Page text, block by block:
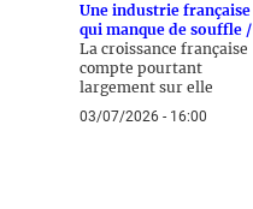
Une industrie française
qui manque de souffle /
La croissance française
compte pourtant
largement sur elle
03/07/2026 - 16:00